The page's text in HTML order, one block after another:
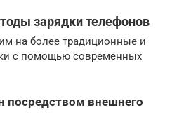
зарядки телефонов
на более традиционные и
с помощью современных
посредством внешнего